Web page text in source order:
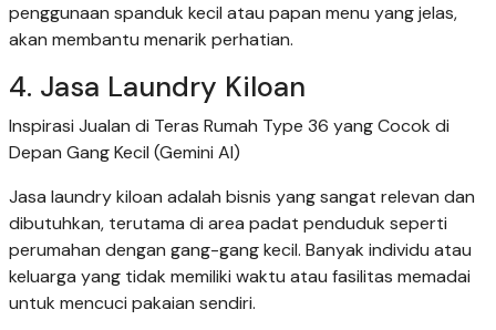
penggunaan spanduk kecil atau papan menu yang jelas,
akan membantu menarik perhatian.
4. Jasa Laundry Kiloan
Inspirasi Jualan di Teras Rumah Type 36 yang Cocok di
Depan Gang Kecil (Gemini AI)
Jasa laundry kiloan adalah bisnis yang sangat relevan dan
dibutuhkan, terutama di area padat penduduk seperti
perumahan dengan gang-gang kecil. Banyak individu atau
keluarga yang tidak memiliki waktu atau fasilitas memadai
untuk mencuci pakaian sendiri.